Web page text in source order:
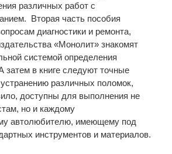
различных работ с
Вторая часть пособия
диагностики и ремонта,
«Монолит» знакомят
системой определения
затем в книге следуют точные
различных поломок,
доступны для выполнения не
но и каждому
автолюбителю, имеющему под
инструментов и материалов.